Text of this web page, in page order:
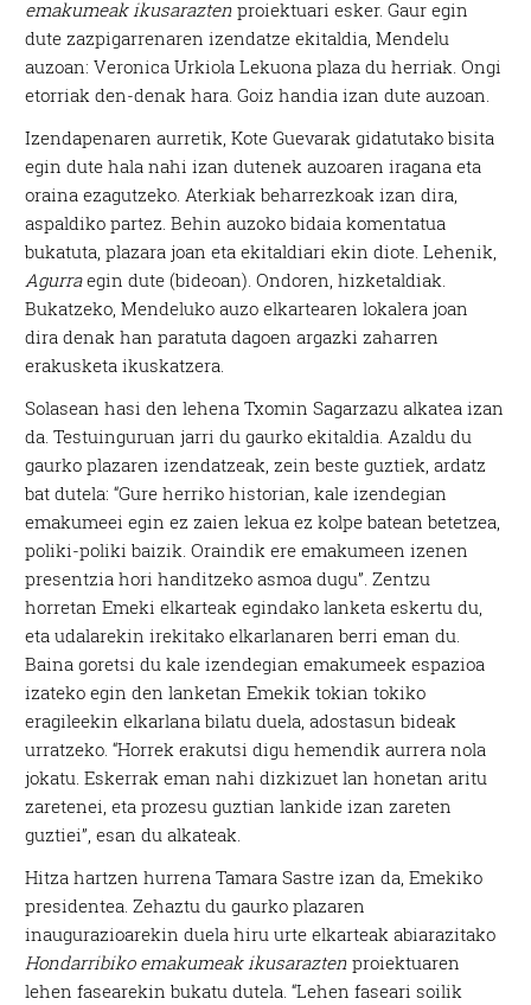
emakumeak ikusarazten proiektuari esker. Gaur egin
dute zazpigarrenaren izendatze ekitaldia, Mendelu
auzoan: Veronica Urkiola Lekuona plaza du herriak. Ongi
etorriak den-denak hara. Goiz handia izan dute auzoan.
Izendapenaren aurretik, Kote Guevarak gidatutako bisita
egin dute hala nahi izan dutenek auzoaren iragana eta
oraina ezagutzeko. Aterkiak beharrezkoak izan dira,
aspaldiko partez. Behin auzoko bidaia komentatua
bukatuta, plazara joan eta ekitaldiari ekin diote. Lehenik,
Agurraegin dute (bideoan). Ondoren, hizketaldiak.
Bukatzeko, Mendeluko auzo elkartearen lokalera joan
dira denak han paratuta dagoen argazki zaharren
erakusketa ikuskatzera.
Solasean hasi den lehena Txomin Sagarzazu alkatea izan
da. Testuinguruan jarri du gaurko ekitaldia. Azaldu du
gaurko plazaren izendatzeak, zein beste guztiek, ardatz
bat dutela: “Gure herriko historian, kale izendegian
emakumeei egin ez zaien lekua ez kolpe batean betetzea,
poliki-poliki baizik. Oraindik ere emakumeen izenen
presentzia hori handitzeko asmoa dugu”. Zentzu
horretan Emeki elkarteak egindako lanketa eskertu du,
eta udalarekin irekitako elkarlanaren berri eman du.
Baina goretsi du kale izendegian emakumeek espazioa
izateko egin den lanketan Emekik tokian tokiko
eragileekin elkarlana bilatu duela, adostasun bideak
urratzeko. “Horrek erakutsi digu hemendik aurrera nola
jokatu. Eskerrak eman nahi dizkizuet lan honetan aritu
zaretenei, eta prozesu guztian lankide izan zareten
guztiei”, esan du alkateak.
Hitza hartzen hurrena Tamara Sastre izan da, Emekiko
presidentea. Zehaztu du gaurko plazaren
inaugurazioarekin duela hiru urte elkarteak abiarazitako
Hondarribiko emakumeak ikusarazten proiektuaren
lehen fasearekin bukatu dutela. “Lehen faseari soilik